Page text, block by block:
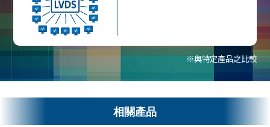
※與特定產品之比較
相關產品